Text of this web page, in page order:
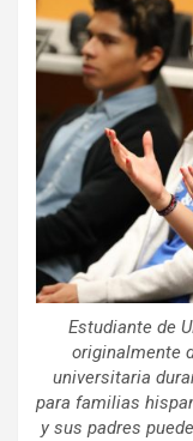
Estudiante de
originalmente
universitaria
para familias
y sus padres